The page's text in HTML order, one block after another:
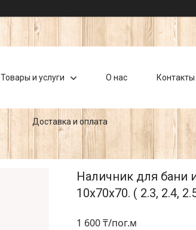
Товары и услуги О нас Контакты
Доставка и оплата
Наличник для бани
10х70х70. ( 2.3, 2.4,
1 600 ₸/пог.м